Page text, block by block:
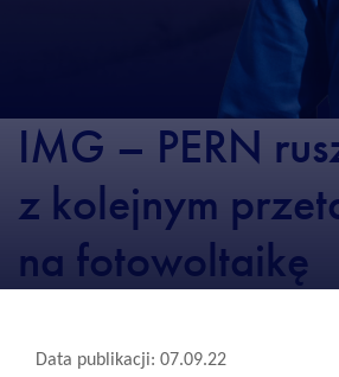
IMG – PERN
z kolejnym
na fotowoltaikę
Data publikacji: 07.09.22